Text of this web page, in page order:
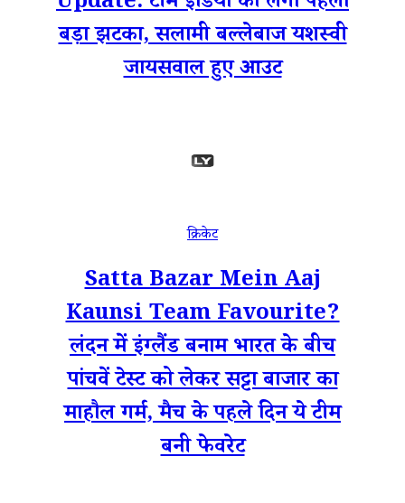
बड़ा झटका, सलामी बल्लेबाज यशस्वी
जायसवाल हुए आउट
क्रिकेट
Satta Bazar Mein Aaj
Kaunsi Team Favourite?
लंदन में इंग्लैंड बनाम भारत के बीच
पांचवें टेस्ट को लेकर सट्टा बाजार का
माहौल गर्म, मैच के पहले दिन ये टीम
बनी फेवरेट